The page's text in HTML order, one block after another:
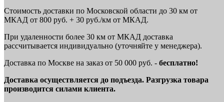
Стоимость доставки по Московской области до 30 км от
МКАД от 800 руб. + 30 руб./км от МКАД.
При удаленности более 30 км от МКАД доставка
рассчитывается индивидуально (уточняйте у менеджера).
Доставка по Москве на заказ от 50 000 руб. - бесплатно!
Доставка осуществляется до подъезда. Разгрузка товара
производится силами клиента.